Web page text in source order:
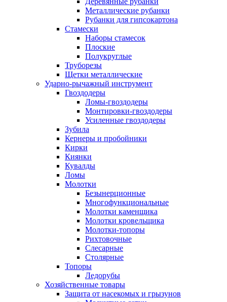
Металлические рубанки
Рубанки для гипсокартона
Стамески
Наборы стамесок
Плоские
Полукруглые
Труборезы
Щетки металлические
Ударно-рычажный инструмент
Гвоздодеры
Ломы-гвоздодеры
Монтировки-гвоздодеры
Усиленные гвоздодеры
Зубила
Кернеры и пробойники
Кирки
Киянки
Кувалды
Ломы
Молотки
Безынерционные
Многофункциональные
Молотки каменщика
Молотки кровельщика
Молотки-топоры
Рихтовочные
Слесарные
Столярные
Топоры
Ледорубы
Хозяйственные товары
Защита от насекомых и грызунов